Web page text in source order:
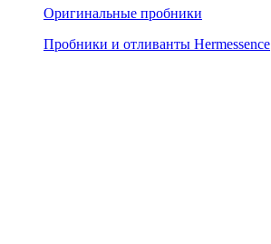
Оригинальные пробники
Пробники и отливанты Hermessence